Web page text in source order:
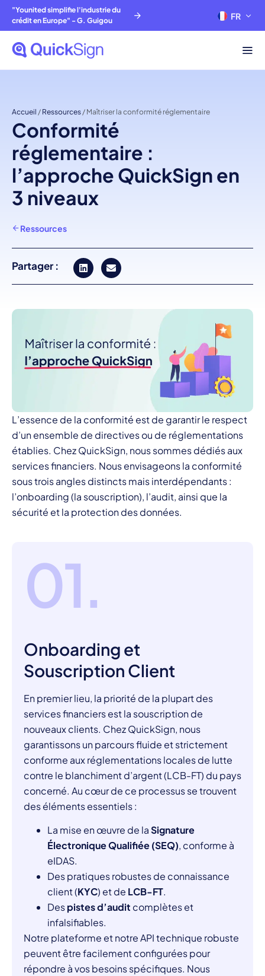
"Younited simplifie l'industrie du
crédit en Europe" - G. Guigou
FR
EN
Accueil / Ressources / Maîtriser la conformité réglementaire
Conformité
réglementaire :
l’approche QuickSign en
3 niveaux
Ressources
Partager :
L’essence de la conformité est de garantir le respect
d’un ensemble de directives ou de réglementations
établies. Chez QuickSign, nous sommes dédiés aux
services financiers. Nous envisageons la conformité
sous trois angles distincts mais interdépendants :
l’onboarding (la souscription), l’audit, ainsi que la
sécurité et la protection des données.
01.
Onboarding et
Souscription Client
En premier lieu, la priorité de la plupart des
services financiers est la souscription de
nouveaux clients. Chez QuickSign, nous
garantissons un parcours fluide et strictement
conforme aux réglementations locales de lutte
contre le blanchiment d’argent (LCB-FT) du pays
concerné. Au cœur de ce processus se trouvent
des éléments essentiels :
La mise en œuvre de laSignature
Électronique Qualifiée (SEQ), conforme à
eIDAS.
Des pratiques robustes de connaissance
client (KYC) et de LCB-FT.
Despistes d’audit complètes et
infalsifiables.
Notre plateforme et notre API technique robuste
peuvent être facilement configurées pour
répondre à vos besoins spécifiques. Nous